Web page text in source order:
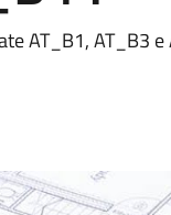
AT_B1, AT_B3 e